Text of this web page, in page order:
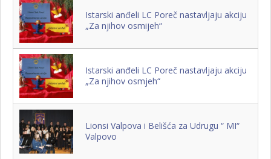
Istarski anđeli LC Poreč nastavljaju akciju
„Za njihov osmijeh“
Istarski anđeli LC Poreč nastavljaju akciju
„Za njihov osmjeh“
Lionsi Valpova i Belišća za Udrugu “ MI“
Valpovo